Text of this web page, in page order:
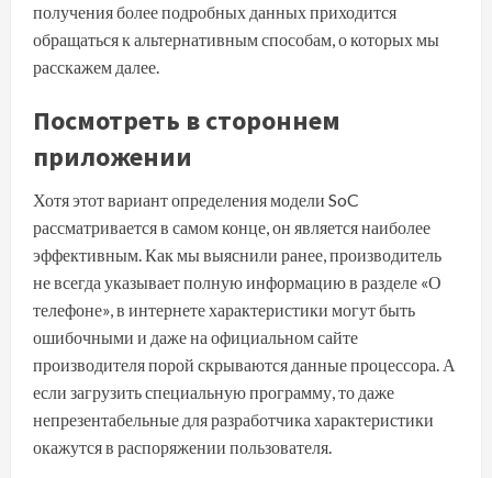
получения более подробных данных приходится
обращаться к альтернативным способам, о которых мы
расскажем далее.
Посмотреть в стороннем
приложении
Хотя этот вариант определения модели SoC
рассматривается в самом конце, он является наиболее
эффективным. Как мы выяснили ранее, производитель
не всегда указывает полную информацию в разделе «О
телефоне», в интернете характеристики могут быть
ошибочными и даже на официальном сайте
производителя порой скрываются данные процессора. А
если загрузить специальную программу, то даже
непрезентабельные для разработчика характеристики
окажутся в распоряжении пользователя.